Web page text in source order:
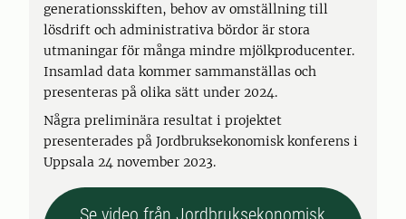
generationsskiften, behov av omställning till
lösdrift och administrativa bördor är stora
utmaningar för många mindre mjölkproducenter.
Insamlad data kommer sammanställas och
presenteras på olika sätt under 2024.
Några preliminära resultat i projektet
presenterades på Jordbruksekonomisk konferens i
Uppsala 24 november 2023.
Se video från Jordbruksekonomisk